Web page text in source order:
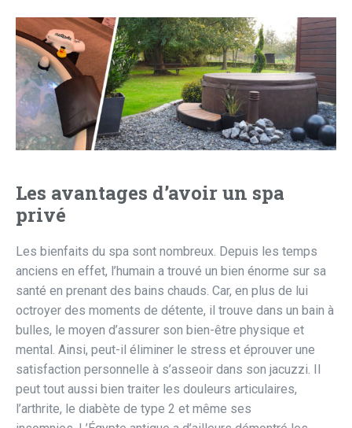
Les avantages d’avoir un spa
privé
Les bienfaits du spa sont nombreux. Depuis les temps
anciens en effet, l’humain a trouvé un bien énorme sur sa
santé en prenant des bains chauds. Car, en plus de lui
octroyer des moments de détente, il trouve dans un bain à
bulles, le moyen d’assurer son bien-être physique et
mental. Ainsi, peut-il éliminer le stress et éprouver une
satisfaction personnelle à s’asseoir dans son jacuzzi. Il
peut tout aussi bien traiter les douleurs articulaires,
l’arthrite, le diabète de type 2 et même ses